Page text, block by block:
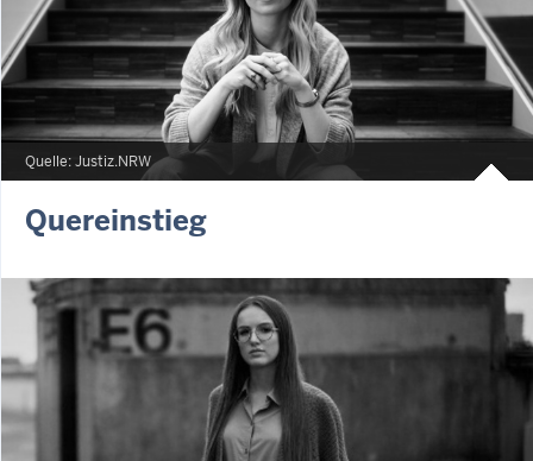
Quelle: Justiz.NRW
Quereinstieg